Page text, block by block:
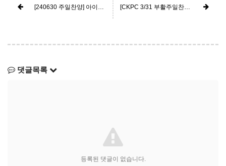
댓글목록
등록된 댓글이 없습니다.